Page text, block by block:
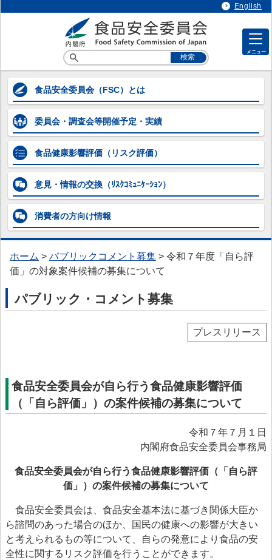
English
メニュー
各専門調査会等の情報
各専門調査会等の情報
> 企画等専門調査会
> 添加物専門調査会
> 農薬第一～第五専門調査会
> 動物用医薬品専門調査会
> 器具・容器包装専門調査会
> 汚染物質等専門調査会
> 微生物・ウイルス専門調査会
> かび毒・自然毒等専門調査会
> ワーキンググループ
委託研究・調査事業等
> 研究課題について
> 調査事業について
データベース等
> 食品安全情報のデータベース検索
食品安全委員会 （FSC）とは
委員会・調査会等開催予定・実績
食品健康影響評価 （リスク評価）
意見・情報の交換 （ﾘｽｸｺﾐｭﾆｹｰｼｮﾝ）
消費者の方向け情報
ホーム > パブリックコメント募集 > 令和７年度「自ら評
価」の対象案件候補の募集について
パブリック・コメント募集
プレスリリース
食品安全委員会が自ら行う食品健康影響評価
（「自ら評価」）の案件候補の募集について
令和７年７月１日
内閣府食品安全委員会事務局
食品安全委員会が自ら行う食品健康影響評価（「自ら評
価」）の案件候補の募集について
食品安全委員会は、食品安全基本法に基づき関係大臣か
ら諮問のあった場合のほか、国民の健康への影響が大きい
と考えられるもの等について、自らの発意により食品の安
全性に関するリスク評価を行うことができます。